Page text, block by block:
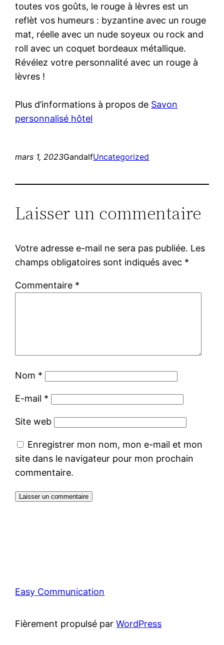
toutes vos goûts, le rouge à lèvres est un
reflèt vos humeurs : byzantine avec un rouge
mat, réelle avec un nude soyeux ou rock and
roll avec un coquet bordeaux métallique.
Révélez votre personnalité avec un rouge à
lèvres !
Plus d’informations à propos de Savon
personnalisé hôtel
mars 1, 2023GandalfUncategorized
Laisser un commentaire
Votre adresse e-mail ne sera pas publiée. Les
champs obligatoires sont indiqués avec *
Commentaire *
Nom *
E-mail *
Site web
Enregistrer mon nom, mon e-mail et mon
site dans le navigateur pour mon prochain
commentaire.
Easy Communication
Fièrement propulsé parWordPress